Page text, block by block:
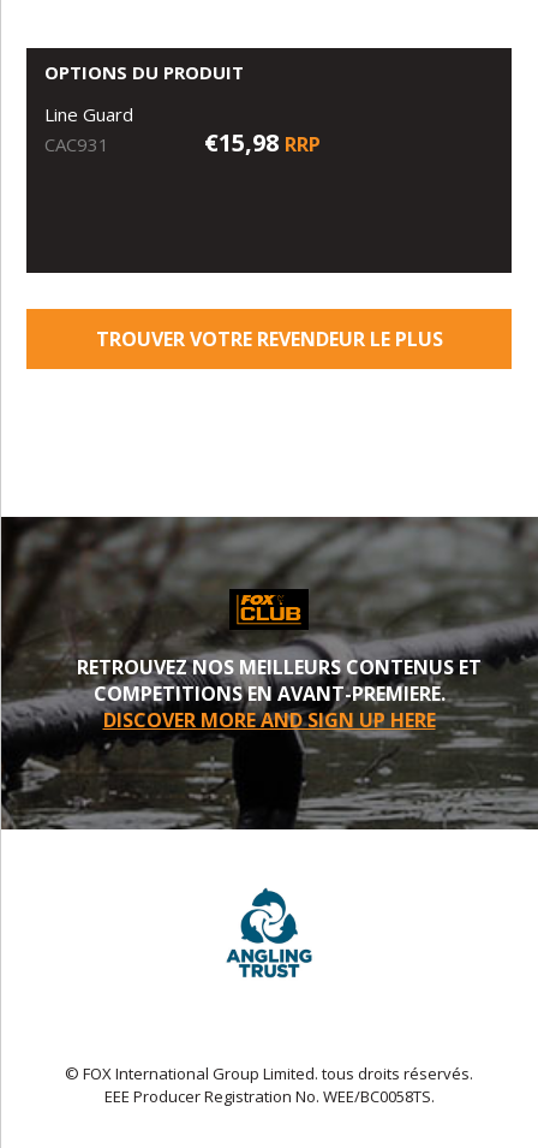
OPTIONS DU PRODUIT
Line Guard
CAC931
€15,98 RRP
TROUVER VOTRE REVENDEUR LE PLUS
RETROUVEZ NOS MEILLEURS CONTENUS ET
COMPETITIONS EN AVANT-PREMIERE.
DISCOVER MORE AND SIGN UP HERE
© FOX International Group Limited. tous droits réservés.
EEE Producer Registration No. WEE/BC0058TS.